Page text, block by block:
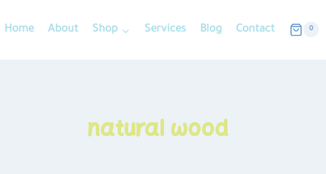
Home About Shop Services Blog Contact 0
natural wood